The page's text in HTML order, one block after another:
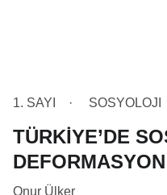
1. SAYI SOSYOLOJI
TÜRKİYE’DE
DEFORMASYON
Onur Ülker